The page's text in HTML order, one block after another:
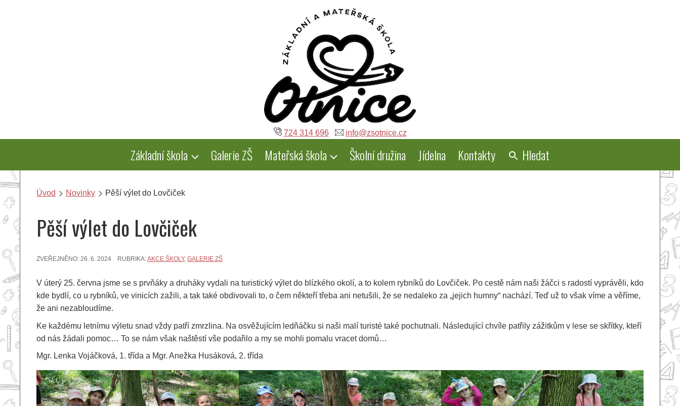
724 314 696 info@zsotnice.cz
Základní škola Galerie ZŠ Mateřská škola Školní družina Jídelna Kontakty Hledat
Úvod Novinky Pěší výlet do Lovčiček
Pěší výlet do Lovčiček
ZVEŘEJNĚNO: 26. 6. 2024 RUBRIKA:AKCE ŠKOLY, GALERIE ZŠ
V úterý 25. června jsme se s prvňáky a druháky vydali na turistický výlet do blízkého okolí, a to kolem rybníků do Lovčiček. Po cestě nám naši žáčci s radostí vyprávěli, kdo
kde bydlí, co u rybníků, ve vinicích zažili, a tak také obdivovali to, o čem někteří třeba ani netušili, že se nedaleko za „jejich humny“ nachází. Teď už to však víme a věříme,
že ani nezabloudíme.
Ke každému letnímu výletu snad vždy patří zmrzlina. Na osvěžujícím ledňáčku si naši malí turisté také pochutnali. Následující chvíle patřily zážitkům v lese se skřítky, kteří
od nás žádali pomoc… To se nám však naštěstí vše podařilo a my se mohli pomalu vracet domů…
Mgr. Lenka Vojáčková, 1. třída a Mgr. Anežka Husáková, 2. třída